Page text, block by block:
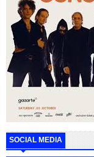
SOCIAL MEDIA